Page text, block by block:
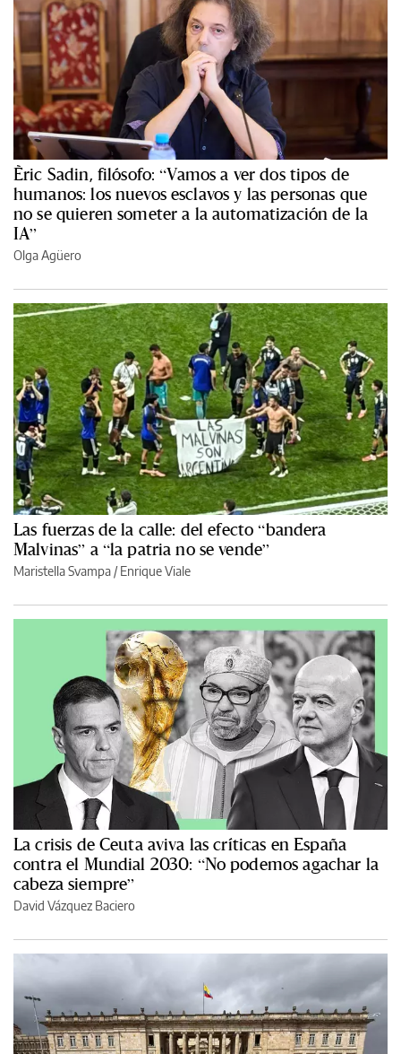
Èric Sadin, filósofo: “Vamos a ver dos tipos de
humanos: los nuevos esclavos y las personas que
no se quieren someter a la automatización de la
IA”
Olga Agüero
Las fuerzas de la calle: del efecto “bandera
Malvinas” a “la patria no se vende”
Maristella Svampa /Enrique Viale
La crisis de Ceuta aviva las críticas en España
contra el Mundial 2030: “No podemos agachar la
cabeza siempre”
David Vázquez Baciero